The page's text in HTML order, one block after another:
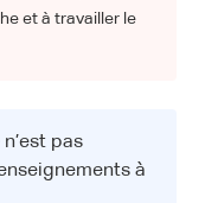
et à travailler le
pas
à